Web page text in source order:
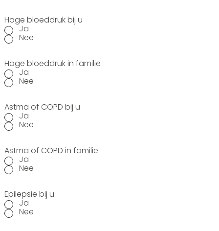
Hoge bloeddruk bij u
Ja
Nee
Hoge bloeddruk in familie
Ja
Nee
Astma of COPD bij u
Ja
Nee
Astma of COPD in familie
Ja
Nee
Epilepsie bij u
Ja
Nee